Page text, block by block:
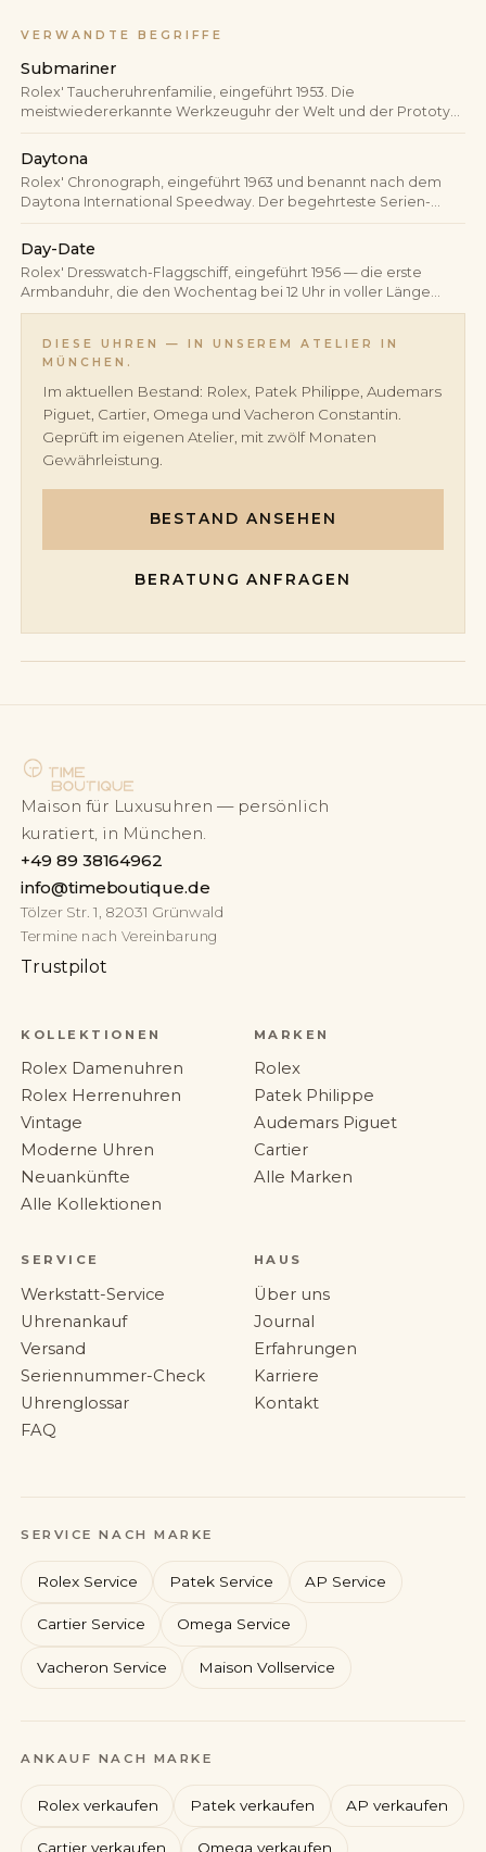
Audemars Piguet Cartier
VERWANDTE BEGRIFFE
Submariner
Rolex' Taucheruhrenfamilie, eingeführt 1953. Die
meistwiedererkannte Werkzeuguhr der Welt und der Prototyp
der Luxus-Sportuhr.
Daytona
Rolex' Chronograph, eingeführt 1963 und benannt nach dem
Daytona International Speedway. Der begehrteste Serien-
Chronograph der Marke und eine der meistgehandelten Uhren
des Sekundärmarktes.
Day-Date
Rolex' Dresswatch-Flaggschiff, eingeführt 1956 — die erste
Armbanduhr, die den Wochentag bei 12 Uhr in voller Länge
anzeigte. Ausschließlich in Edelmetall gefertigt, traditionell auf
DIESE UHREN — IN UNSEREM ATELIER IN
MÜNCHEN.
Im aktuellen Bestand: Rolex, Patek Philippe, Audemars
Piguet, Cartier, Omega und Vacheron Constantin.
Geprüft im eigenen Atelier, mit zwölf Monaten
Gewährleistung.
BESTAND ANSEHEN
BERATUNG ANFRAGEN
Maison für Luxusuhren — persönlich
kuratiert, in München.
+49 89 38164962
info@timeboutique.de
Tölzer Str. 1, 82031 Grünwald
Termine nach Vereinbarung
Trustpilot
KOLLEKTIONEN
Rolex Damenuhren
Rolex Herrenuhren
Vintage
Moderne Uhren
Neuankünfte
Alle Kollektionen
MARKEN
Rolex
Patek Philippe
Audemars Piguet
Cartier
Alle Marken
SERVICE
Werkstatt-Service
Uhrenankauf
Versand
Seriennummer-Check
Uhrenglossar
FAQ
HAUS
Über uns
Journal
Erfahrungen
Karriere
Kontakt
SERVICE NACH MARKE
Rolex Service Patek Service AP Service
Cartier Service Omega Service
Vacheron Service Maison Vollservice
ANKAUF NACH MARKE
Rolex verkaufen Patek verkaufen AP verkaufen
Cartier verkaufen Omega verkaufen